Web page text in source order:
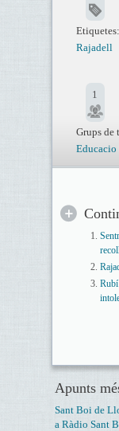
Etiquetes:
Rajadell
1
Grups de
Educacio
Apunts
Sant Boi de
a Ràdio Sant